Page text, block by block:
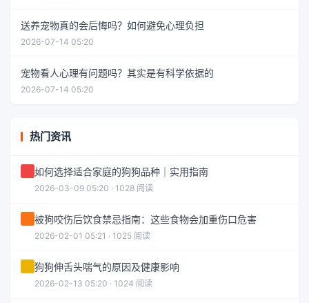
送养宠物真的会后悔吗？如何避免心理负担
2026-07-14 05:20
宠物看人心理有问题吗？其实是有科学依据的
2026-07-14 05:20
热门资讯
如何选择适合家庭的狗狗品种｜实用指南
2026-03-09 05:20 · 1028 阅读
被狗咬伤后饮食禁忌指南：这些食物会加重伤口危害
2026-02-01 05:21 · 1025 阅读
狗狗伸舌头喘气的原因及健康影响
2026-02-13 05:20 · 1024 阅读